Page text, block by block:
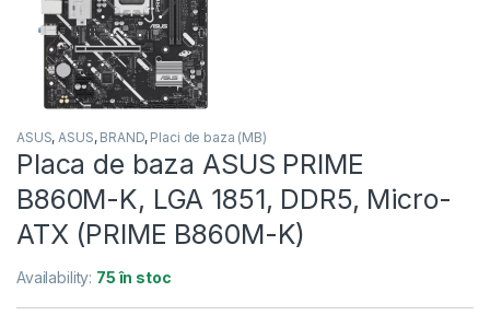
ASUS, ASUS, BRAND, Placi de baza (MB)
Placa de baza ASUS PRIME
B860M-K, LGA 1851, DDR5, Micro-
ATX (PRIME B860M-K)
Availability: 75 în stoc